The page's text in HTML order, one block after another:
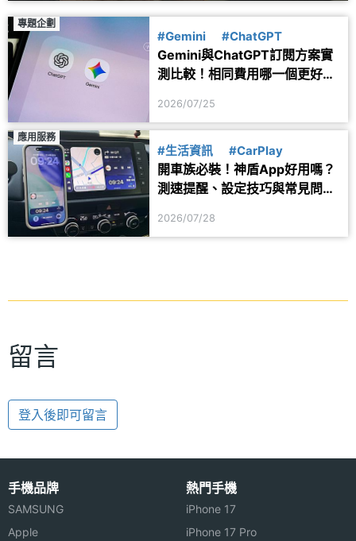
專題企劃
#Gemini #ChatGPT
Gemini與ChatGPT訂閱方案實
測比較！相同費用哪一個更好
2026/07/25
應用服務
#生活資訊 #CarPlay
開車族必裝！神盾App好用嗎？
測速提醒、設定技巧與常見問題
2026/07/28
留言
登入後即可留言
手機品牌
SAMSUNG
Apple
熱門手機
iPhone 17
iPhone 17 Pro